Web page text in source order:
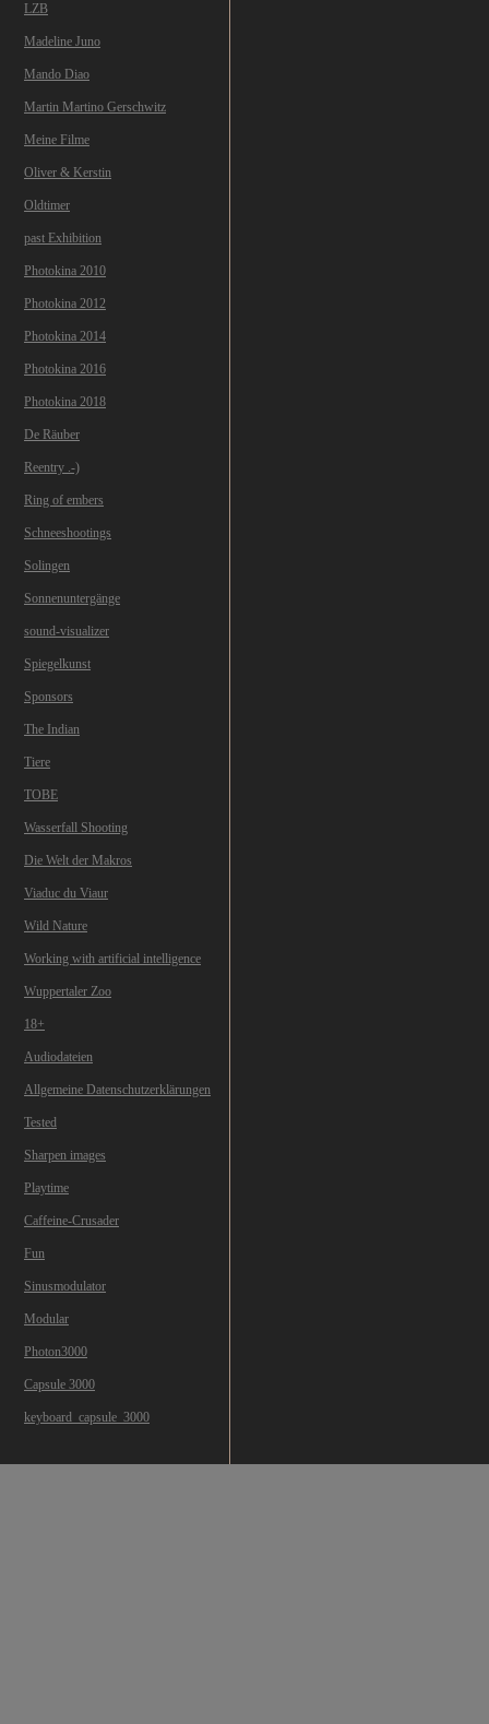
LZB
Madeline Juno
Mando Diao
Martin Martino Gerschwitz
Meine Filme
Oliver & Kerstin
Oldtimer
past Exhibition
Photokina 2010
Photokina 2012
Photokina 2014
Photokina 2016
Photokina 2018
De Räuber
Reentry .-)
Ring of embers
Schneeshootings
Solingen
Sonnenuntergänge
sound-visualizer
Spiegelkunst
Sponsors
The Indian
Tiere
TOBE
Wasserfall Shooting
Die Welt der Makros
Viaduc du Viaur
Wild Nature
Working with artificial intelligence
Wuppertaler Zoo
18+
Audiodateien
Allgemeine Datenschutzerklärungen
Tested
Sharpen images
Playtime
Caffeine-Crusader
Fun
Sinusmodulator
Modular
Photon3000
Capsule 3000
keyboard_capsule_3000